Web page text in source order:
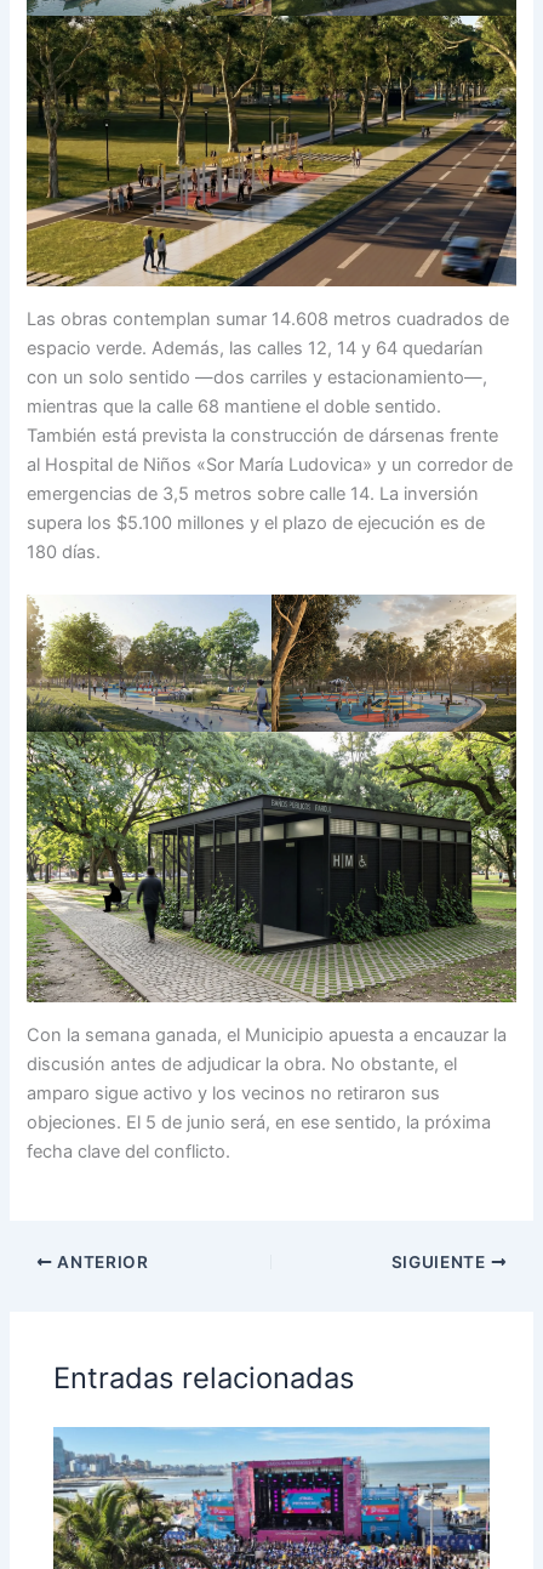
Las obras contemplan sumar 14.608 metros cuadrados de
espacio verde. Además, las calles 12, 14 y 64 quedarían
con un solo sentido —dos carriles y estacionamiento—,
mientras que la calle 68 mantiene el doble sentido.
También está prevista la construcción de dársenas frente
al Hospital de Niños «Sor María Ludovica» y un corredor de
emergencias de 3,5 metros sobre calle 14. La inversión
supera los $5.100 millones y el plazo de ejecución es de
180 días.
Con la semana ganada, el Municipio apuesta a encauzar la
discusión antes de adjudicar la obra. No obstante, el
amparo sigue activo y los vecinos no retiraron sus
objeciones. El 5 de junio será, en ese sentido, la próxima
fecha clave del conflicto.
ANTERIOR SIGUIENTE
Entradas relacionadas